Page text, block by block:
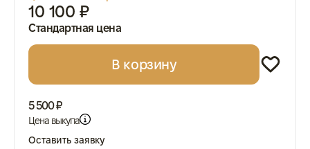
10 100 ₽
Стандартная цена
В корзину
5 500 ₽
Цена выкупа
Оставить заявку